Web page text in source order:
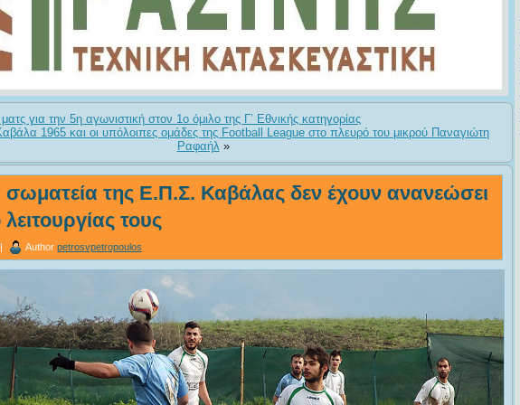
ματς για την 5η αγωνιστική στον 1ο όμιλο της Γ’ Εθνικής κατηγορίας
1965 και οι υπόλοιπες ομάδες της Football League στο πλευρό του μικρού Παναγιώτη
Ραφαήλ»
της Ε.Π.Σ. Καβάλας δεν έχουν ανανεώσει
τους
Author petrosvpetropoulos